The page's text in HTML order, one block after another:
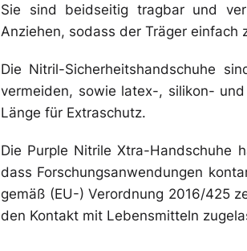
Sie sind beidseitig tragbar und
Anziehen, sodass der Träger
Die Nitril-Sicherheitshandschuhe
vermeiden, sowie latex-, silikon-
Länge für Extraschutz.
Die Purple Nitrile Xtra-Handschuhe
dass Forschungsanwendungen
gemäß (EU-) Verordnung 2016/425
den Kontakt mit Lebensmitteln